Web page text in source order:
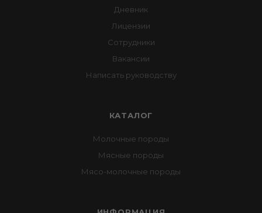
Дневник
Лицензии
Сотрудники
Вакансии
Написать руководству
КАТАЛОГ
Молочные породы
Мясные породы
Мясо-молочные породы